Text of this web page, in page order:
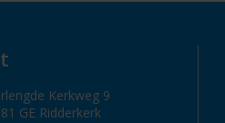
Kerkweg 9
GE Ridderkerk